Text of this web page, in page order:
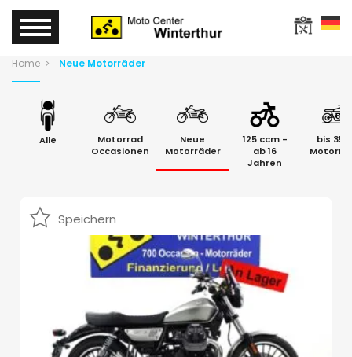
Home Neue Motorräder
Alle
Motorrad
Occasionen
Neue
Motorräder
125 ccm -
ab 16
Jahren
bis
Speichern